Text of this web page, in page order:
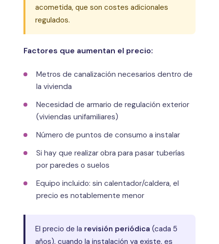
acometida, que son costes adicionales
regulados.
Factores que aumentan el precio:
Metros de canalización necesarios dentro de
la vivienda
Necesidad de armario de regulación exterior
(viviendas unifamiliares)
Número de puntos de consumo a instalar
Si hay que realizar obra para pasar tuberías
por paredes o suelos
Equipo incluido: sin calentador/caldera, el
precio es notablemente menor
El precio de la revisión periódica (cada 5
años), cuando la instalación ya existe, es